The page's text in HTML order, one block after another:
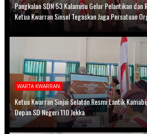
Pangkalan SDN 53 Kalamisu Gelar Pelantikan dan
Ketua Kwarran Sinsel Tegaskan Jaga Persatuan
WARTA KWARRAN
Ketua Kwarran Sinjai Selatan Resmi Lantik
Depan SD Negeri 110 Jekka